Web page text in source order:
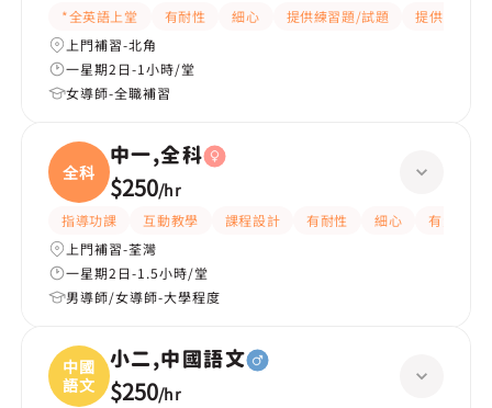
*全英語上堂 有耐性 細心 提供練習題/試題
提供筆記
上門補習-北角
一星期2日-1小時/堂
女導師-全職補習
全科
中一,全科
$250/hr
指導功課 互動教學 課程設計 有耐性 細心
有愛心
上門補習-荃灣
一星期2日-1.5小時/堂
男導師/女導師-大學程度
中國
語文
小二,中國語文
$250/hr